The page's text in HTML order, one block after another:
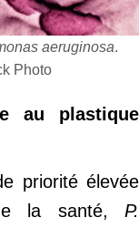
aeruginosa.
Photo
au plastique
priorité élevée
la santé, P.